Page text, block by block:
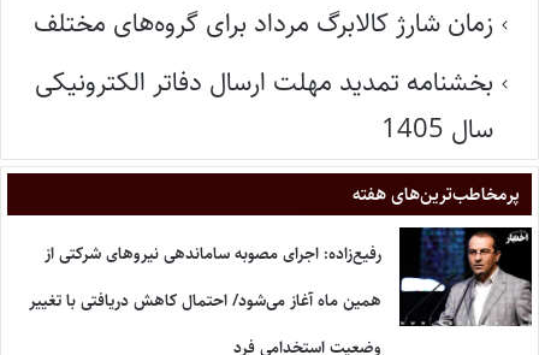
زمان شارژ کالابرگ مرداد برای گروه‌های مختلف
بخشنامه تمدید مهلت ارسال دفاتر الکترونیکی
سال 1405
پر‌مخاطب‌ترین‌های هفته
رفیع‌زاده: اجرای مصوبه ساماندهی نیروهای شرکتی از
همین ماه آغاز می‌شود/ احتمال کاهش دریافتی با تغییر
وضعیت استخدامی فرد